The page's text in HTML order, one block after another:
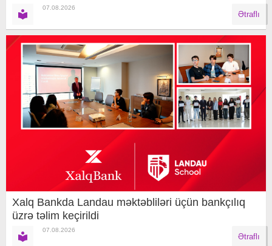
07.08.2026
Ətraflı
Xalq Bankda Landau məktəbliləri üçün bankçılıq
üzrə təlim keçirildi
07.08.2026
Ətraflı